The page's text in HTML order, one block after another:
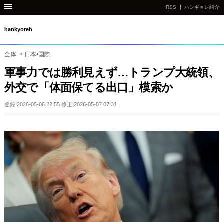
hankyoreh
RSS ハンギョレ紹介
全体 > 日本•国際
軍事力では勝利見えず…トランプ大統領、
外交で「体面保てる出口」模索か
登録:2026-05-06 22:55 修正:2026-05-07 07:31